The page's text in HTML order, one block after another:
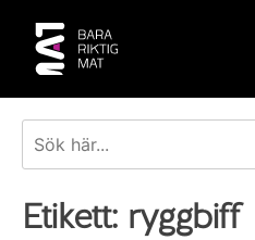
content
Etikett: ryggbiff